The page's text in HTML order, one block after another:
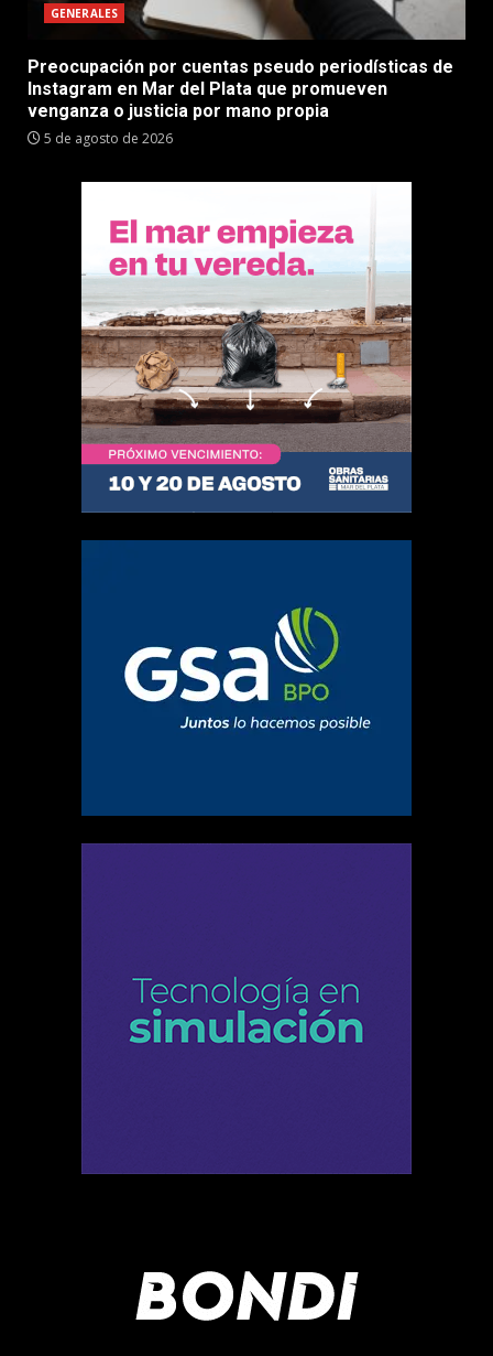
GENERALES
Preocupación por cuentas pseudo periodísticas de
Instagram en Mar del Plata que promueven
venganza o justicia por mano propia
5 de agosto de 2026